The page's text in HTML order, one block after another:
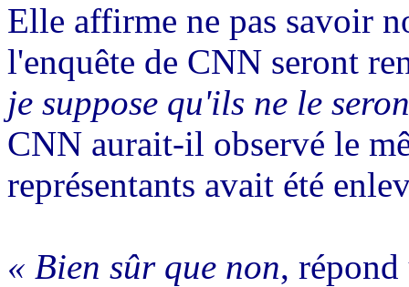
Elle affirme ne pas savoir
l'enquête de CNN seront
je suppose qu'ils ne le
CNN aurait-il observé le
représentants avait été
« Bien sûr que non,